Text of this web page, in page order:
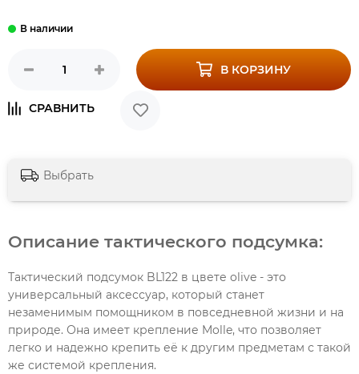
В КОРЗИНУ
Выбрать
Описание тактического подсумка:
Тактический подсумок BL122 в цвете olive - это
универсальный аксессуар, который станет
незаменимым помощником в повседневной жизни и на
природе. Она имеет крепление Molle, что позволяет
легко и надежно крепить её к другим предметам с такой
же системой крепления.